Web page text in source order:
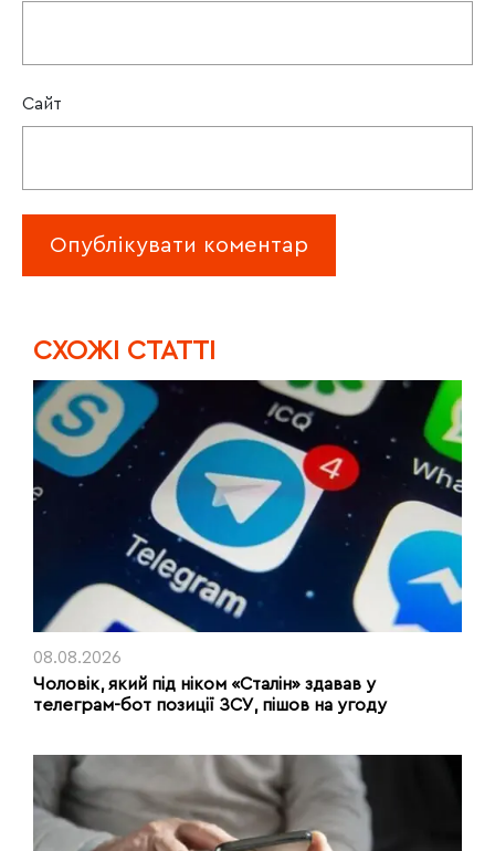
Сайт
CХОЖІ СТАТТІ
08.08.2026
Чоловік, який під ніком «Сталін» здавав у
телеграм-бот позиції ЗСУ, пішов на угоду